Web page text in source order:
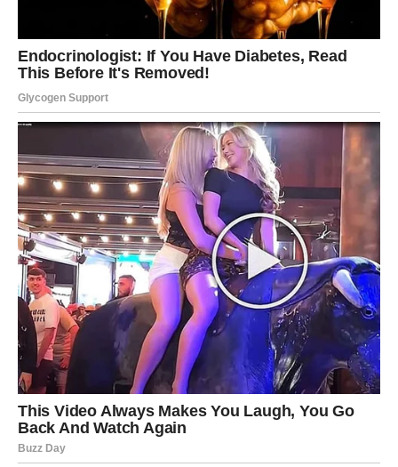
Za one koji traže svjež pristup uživanju u tikvicama, ovaj
recept za hrskavo pečene tikvice neophodan je. Premazane,
začinjene i pečene do prekrasne zlatne boje, ove tikvice
izvana su izvanredno hrskave, a iznutra ostaju mekane.
Ova tehnika kuhanja je jednostavna i lijepo pojačava prirodni
okus povrća. Idealne kao brzi međuobrok ili fantastičan prilog,
ove hrskavo pečene tikvice sigurno će postati omiljeni dodatak
vašem domu.